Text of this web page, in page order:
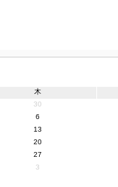
木
30
6
13
20
27
3